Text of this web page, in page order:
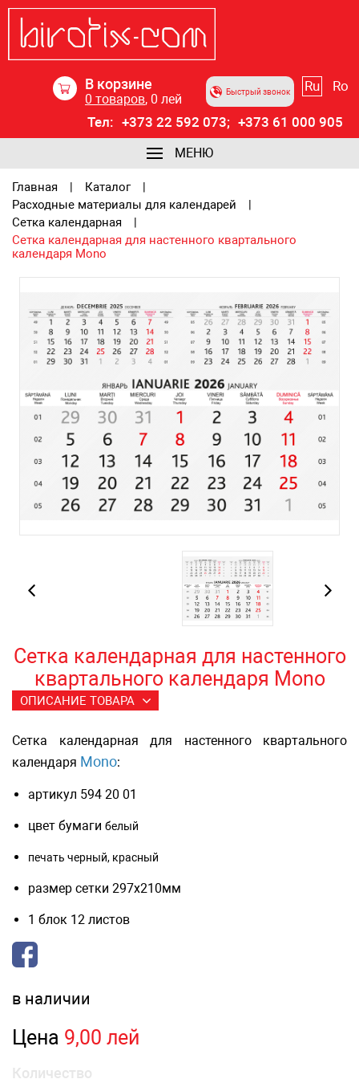
В корзине
0 товаров, 0 лей Быстрый звонок Ru Ro
Тел: +373 22 592 073; +373 61 000 905
МЕНЮ
Главная
Каталог
Расходные материалы для календарей
Сетка календарная
Сетка календарная для настенного квартального
календаря Mono
Сетка календарная для настенного
квартального календаря Mono
ОПИСАНИЕ ТОВАРА
Сетка календарная для настенного квартального
календаря Mono:
артикул 594 20 01
цвет бумаги белый
печать черный, красный
размер сетки 297х210мм
1 блок 12 листов
в наличии
Цена 9,00 лей
Количество